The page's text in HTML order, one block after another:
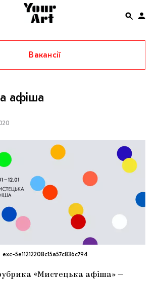
ENG
НОВИНИ
КОЛОНКИ
СПЕЦПРОЄКТИ
PAVILION AT VENICE BIENNALE
МАРГІНАЛІЇ
ПЛАТФОРМА
ЗАПАЛЕННЯ
Вакансії
афіша
exc-5e11212208c15a57c836c794
«Мистецька афіша» —